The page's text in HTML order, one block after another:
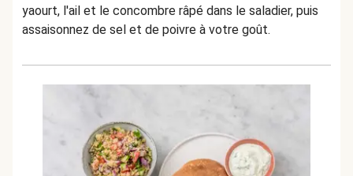
yaourt, l'ail et le concombre râpé dans le saladier, puis
assaisonnez de sel et de poivre à votre goût.